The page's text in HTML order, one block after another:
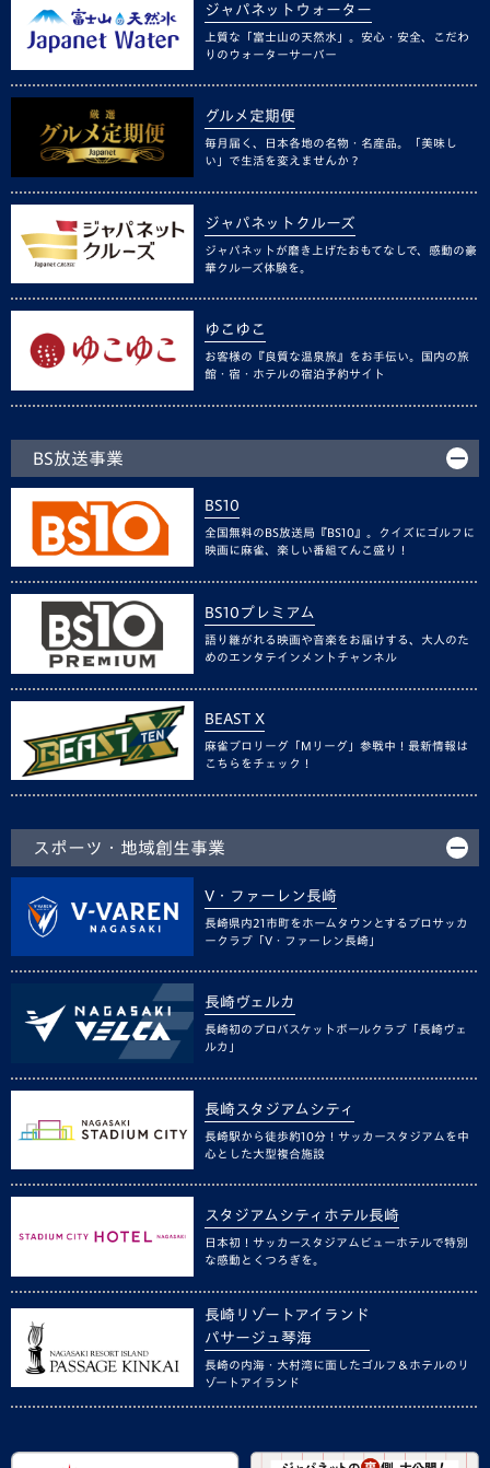
ジャパネットウォーター
上質な「富士山の天然水」。安心・安全、こだわ
りのウォーターサーバー
グルメ定期便
毎月届く、日本各地の名物・名産品。「美味し
い」で生活を変えませんか？
ジャパネットクルーズ
ジャパネットが磨き上げたおもてなしで、感動の豪
華クルーズ体験を。
ゆこゆこ
お客様の『良質な温泉旅』をお手伝い。国内の旅
館・宿・ホテルの宿泊予約サイト
BS放送事業
BS10
全国無料のBS放送局『BS10』。クイズにゴルフに
映画に麻雀、楽しい番組てんこ盛り！
BS10プレミアム
語り継がれる映画や音楽をお届けする、大人のた
めのエンタテインメントチャンネル
BEAST X
麻雀プロリーグ「Mリーグ」参戦中！最新情報は
こちらをチェック！
スポーツ・地域創生事業
V・ファーレン長崎
長崎県内21市町をホームタウンとするプロサッカ
ークラブ「V・ファーレン長崎」
長崎ヴェルカ
長崎初のプロバスケットボールクラブ「長崎ヴェ
ルカ」
長崎スタジアムシティ
長崎駅から徒歩約10分！サッカースタジアムを中
心とした大型複合施設
スタジアムシティホテル長崎
日本初！サッカースタジアムビューホテルで特別
な感動とくつろぎを。
長崎リゾートアイランド
パサージュ琴海
長崎の内海・大村湾に面したゴルフ＆ホテルのリ
ゾートアイランド